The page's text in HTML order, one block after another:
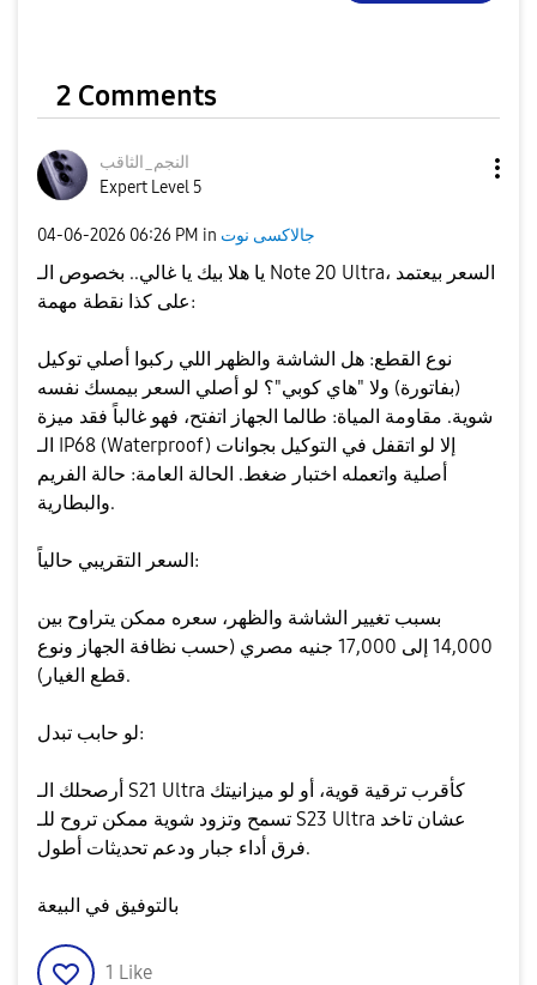
2 Comments
النجم_الثاقب
Expert Level 5
‎04-06-2026 06:26 PM in جالاكسى نوت
يا هلا بيك يا غالي.. بخصوص الـ Note 20 Ultra، السعر بيعتمد
على كذا نقطة مهمة:
​نوع القطع: هل الشاشة والظهر اللي ركبوا أصلي توكيل
(بفاتورة) ولا "هاي كوبي"؟ لو أصلي السعر بيمسك نفسه
شوية. ​مقاومة المياة: طالما الجهاز اتفتح، فهو غالباً فقد ميزة
الـ IP68 (Waterproof) إلا لو اتقفل في التوكيل بجوانات
أصلية واتعمله اختبار ضغط. ​الحالة العامة: حالة الفريم
والبطارية.
​السعر التقريبي حالياً:
بسبب تغيير الشاشة والظهر، سعره ممكن يتراوح بين
14,000 إلى 17,000 جنيه مصري (حسب نظافة الجهاز ونوع
قطع الغيار).
​لو حابب تبدل:
أرصحلك الـ S21 Ultra كأقرب ترقية قوية، أو لو ميزانيتك
تسمح وتزود شوية ممكن تروح للـ S23 Ultra عشان تاخد
فرق أداء جبار ودعم تحديثات أطول.
​بالتوفيق في البيعة
1 Like